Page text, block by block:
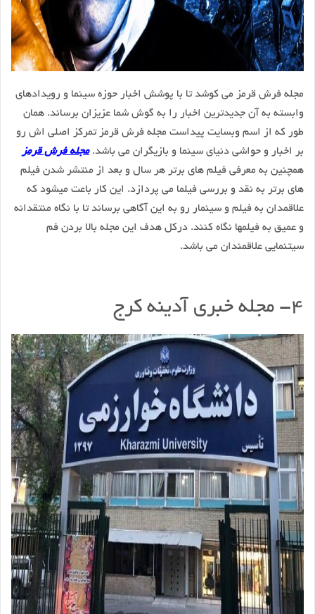
مجله فرش قرمز می کوشد تا با پوشش اخبار حوزه سینما و رویدادهای
وابسته به آن جدیدترین اخبار را به گوش شما عزیزان برساند. همان
طور که از اسم وبسایت پیداست مجله فرش قرمز تمرکز اصلی اش رو
بر اخبار و حواشی دنیای سینما و بازیگران می باشد.مجله فرش قرمز
همچنین به معرفی فیلم های برتر هر سال و بعد از منتشر شدن فیلم
های برتر به نقد و بررسی فیلما می پردازد. این کار باعت میشود که
علاقمدان به فیلم و سینمار رو به این آگاهی برساند تا با نگاه منتقدانه
و عمیق به فیلمها نگاه کنند. درکل هدف این مجله بالا بردن فم
سیتنمایی علاقمندان می باشد.
۴- مجله خبری آدینه کرج